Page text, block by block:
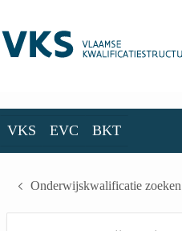
VKS EVC BKT
Onderwijskwalificatie zoeken